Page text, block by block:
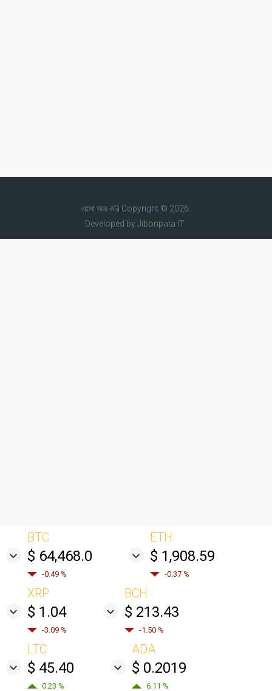
এসো আয় করিCopyright © 2026.
Developed byJibonpata IT
BTC
$ 64,468.0
-0.49 %
ETH
$ 1,908.59
-0.37 %
XRP
$ 1.04
-3.09 %
BCH
$ 213.43
-1.50 %
LTC
$ 45.40
0.23 %
ADA
$ 0.2019
6.11 %